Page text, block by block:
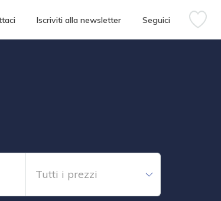
Iscriviti alla newsletter Seguici
Tutti i prezzi